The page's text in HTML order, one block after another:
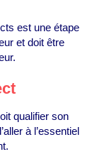
est une étape
et doit être
qualifier son
à l’essentiel